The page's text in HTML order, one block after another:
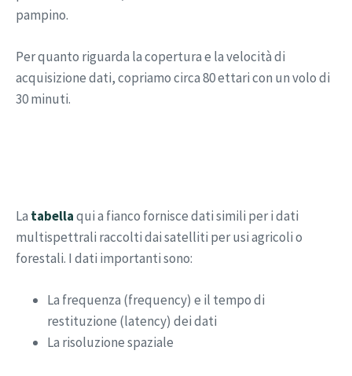
pampino.
Per quanto riguarda la copertura e la velocità di
acquisizione dati, copriamo circa 80 ettari con un volo di
30 minuti.
La tabellaqui a fianco fornisce dati simili per i dati
multispettrali raccolti dai satelliti per usi agricoli o
forestali. I dati importanti sono:
La frequenza (frequency) e il tempo di
restituzione (latency) dei dati
La risoluzione spaziale